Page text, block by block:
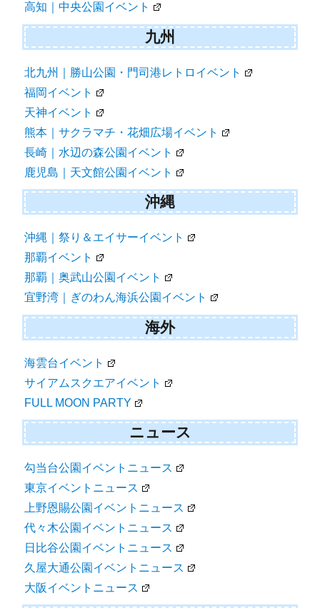
高知｜中央公園イベント
九州
北九州｜勝山公園・門司港レトロイベント
福岡イベント
天神イベント
熊本｜サクラマチ・花畑広場イベント
長崎｜水辺の森公園イベント
鹿児島｜天文館公園イベント
沖縄
沖縄｜祭り＆エイサーイベント
那覇イベント
那覇｜奥武山公園イベント
宜野湾｜ぎのわん海浜公園イベント
海外
海雲台イベント
サイアムスクエアイベント
FULL MOON PARTY
ニュース
勾当台公園イベントニュース
東京イベントニュース
上野恩賜公園イベントニュース
代々木公園イベントニュース
日比谷公園イベントニュース
久屋大通公園イベントニュース
大阪イベントニュース